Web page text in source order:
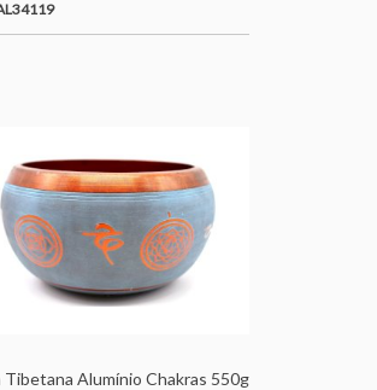
Tibetana Alumínio Chakras 550g